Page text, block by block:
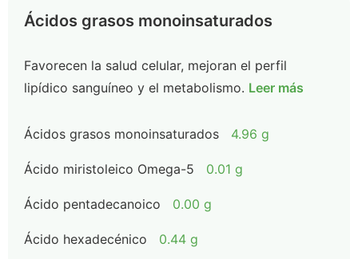
Ácidos grasos monoinsaturados
Favorecen la salud celular, mejoran el perfil
lipídico sanguíneo y el metabolismo. Leer más
Ácidos grasos monoinsaturados 4.96 g
Ácido miristoleico Omega-5 0.01 g
Ácido pentadecanoico 0.00 g
Ácido hexadecénico 0.44 g